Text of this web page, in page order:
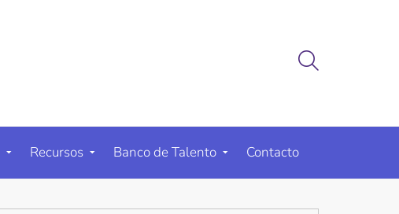
Recursos Banco de Talento Contacto